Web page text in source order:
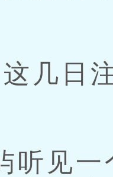
几日
见一